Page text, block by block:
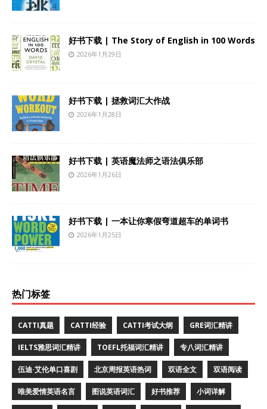
好书下载 | The Story of English in 100 Words
2026年1月29日
好书下载 | 拯救词汇大作战
2026年1月28日
好书下载 | 英语魔法师之语法俱乐部
2026年1月26日
好书下载 | 一本让你寒假弯道超车的单词书
2026年1月25日
热门标签
CATTI真题 CATTI经验 CATTI考试大纲 GRE词汇精讲
IELTS雅思词汇精讲 TOEFL托福词汇精讲 专八词汇精讲
伍迪·艾伦单口喜剧 北京周报英语热词 双语全文 双语阅读
唯美爱情英语名言 图说英语词汇 好书推荐 小词详解